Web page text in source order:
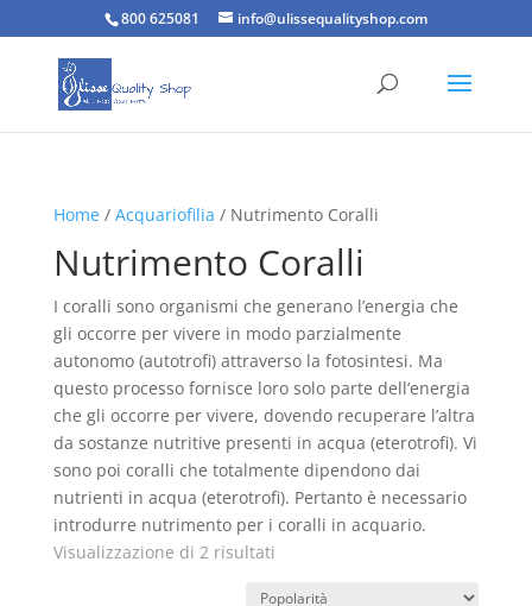
800 625081 info@ulissequalityshop.com
Home/ Acquariofilia / Nutrimento Coralli
Nutrimento Coralli
I coralli sono organismi che generano l’energia che
gli occorre per vivere in modo parzialmente
autonomo (autotrofi) attraverso la fotosintesi. Ma
questo processo fornisce loro solo parte dell’energia
che gli occorre per vivere, dovendo recuperare l’altra
da sostanze nutritive presenti in acqua (eterotrofi). Vi
sono poi coralli che totalmente dipendono dai
nutrienti in acqua (eterotrofi). Pertanto è necessario
introdurre nutrimento per i coralli in acquario.
Visualizzazione di 2 risultatiPopolarità